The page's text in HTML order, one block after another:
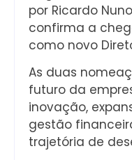
por Ricardo
confirma a
como novo
As duas
futuro da
inovação,
gestão
trajetória de